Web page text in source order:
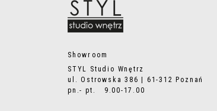
Showroom
STYL Studio Wnętrz
ul. Ostrowska 386 | 61-312 Poznań
pn.- pt. 9.00-17.00